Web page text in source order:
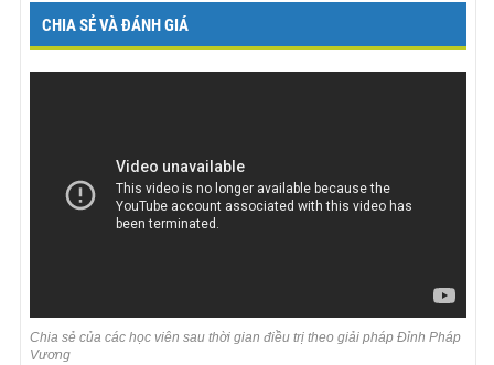
CHIA SẺ VÀ ĐÁNH GIÁ
Chia sẻ của các học viên sau thời gian điều trị theo giải pháp Đỉnh Pháp
Vương